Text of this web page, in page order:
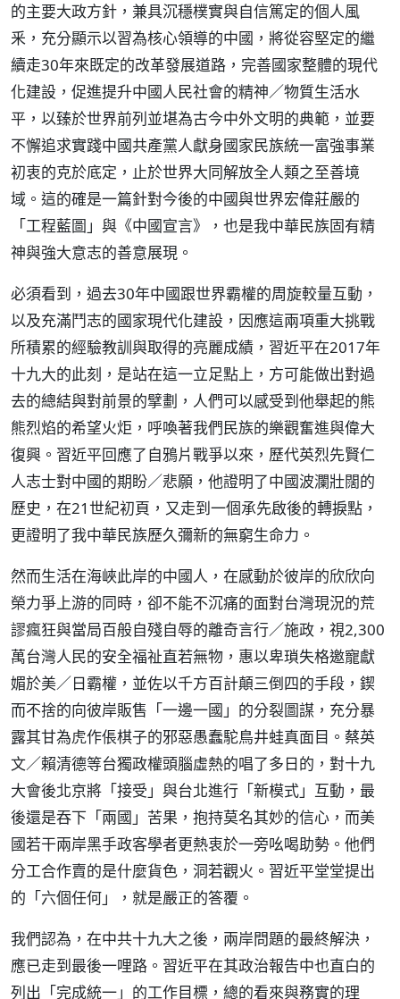
的主要大政方針，兼具沉穩樸實與自信篤定的個人風
釆，充分顯示以習為核心領導的中國，將從容堅定的繼
續走30年來既定的改革發展道路，完善國家整體的現代
化建設，促進提升中國人民社會的精神／物質生活水
平，以臻於世界前列並堪為古今中外文明的典範，並要
不懈追求實踐中國共產黨人獻身國家民族統一富強事業
初衷的克於底定，止於世界大同解放全人類之至善境
域。這的確是一篇針對今後的中國與世界宏偉莊嚴的
「工程藍圖」與《中國宣言》，也是我中華民族固有精
神與強大意志的善意展現。
必須看到，過去30年中國跟世界霸權的周旋較量互動，
以及充滿鬥志的國家現代化建設，因應這兩項重大挑戰
所積累的經驗教訓與取得的亮麗成績，習近平在2017年
十九大的此刻，是站在這一立足點上，方可能做出對過
去的總結與對前景的擘劃，人們可以感受到他舉起的熊
熊烈焰的希望火炬，呼喚著我們民族的樂觀奮進與偉大
復興。習近平回應了自鴉片戰爭以來，歷代英烈先賢仁
人志士對中國的期盼／悲願，他證明了中國波瀾壯闊的
歷史，在21世紀初頁，又走到一個承先啟後的轉捩點，
更證明了我中華民族歷久彌新的無窮生命力。
然而生活在海峽此岸的中國人，在感動於彼岸的欣欣向
榮力爭上游的同時，卻不能不沉痛的面對台灣現況的荒
謬瘋狂與當局百般自殘自辱的離奇言行／施政，視2,300
萬台灣人民的安全福祉直若無物，惠以卑瑣失格邀寵獻
媚於美／日霸權，並佐以千方百計顛三倒四的手段，鍥
而不捨的向彼岸販售「一邊一國」的分裂圖謀，充分暴
露其甘為虎作倀棋子的邪惡愚蠢駝鳥井蛙真面目。蔡英
文／賴清德等台獨政權頭腦虛熱的唱了多日的，對十九
大會後北京將「接受」與台北進行「新模式」互動，最
後還是吞下「兩國」苦果，抱持莫名其妙的信心，而美
國若干兩岸黑手政客學者更熱衷於一旁吆喝助勢。他們
分工合作賣的是什麼貨色，洞若觀火。習近平堂堂提出
的「六個任何」，就是嚴正的答覆。
我們認為，在中共十九大之後，兩岸問題的最終解決，
應已走到最後一哩路。習近平在其政治報告中也直白的
列出「完成統一」的工作目標，總的看來與務實的理